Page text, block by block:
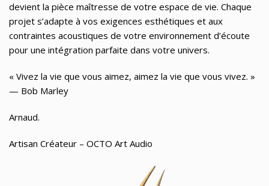
devient la pièce maîtresse de votre espace de vie. Chaque
projet s’adapte à vos exigences esthétiques et aux
contraintes acoustiques de votre environnement d’écoute
pour une intégration parfaite dans votre univers.
« Vivez la vie que vous aimez, aimez la vie que vous vivez. »
— Bob Marley
Arnaud.
Artisan Créateur – OCTO Art Audio